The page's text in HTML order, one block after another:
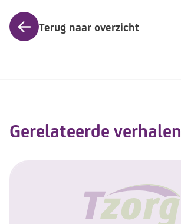
Terug naar overzicht
Gerelateerde verhalen